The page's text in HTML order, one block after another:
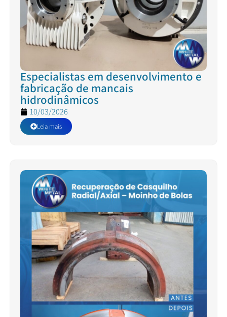
Especialistas em desenvolvimento e
fabricação de mancais
hidrodinâmicos
10/03/2026
Leia mais